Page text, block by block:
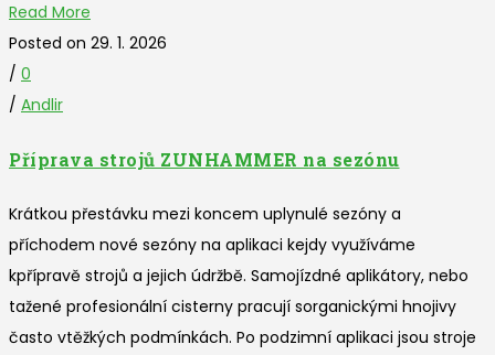
Read More
Posted on 29. 1. 2026
/ 0
/ Andlir
Příprava strojů ZUNHAMMER na sezónu
Krátkou přestávku mezi koncem uplynulé sezóny a
příchodem nové sezóny na aplikaci kejdy využíváme
kpřípravě strojů a jejich údržbě. Samojízdné aplikátory, nebo
tažené profesionální cisterny pracují sorganickými hnojivy
často vtěžkých podmínkách. Po podzimní aplikaci jsou stroje